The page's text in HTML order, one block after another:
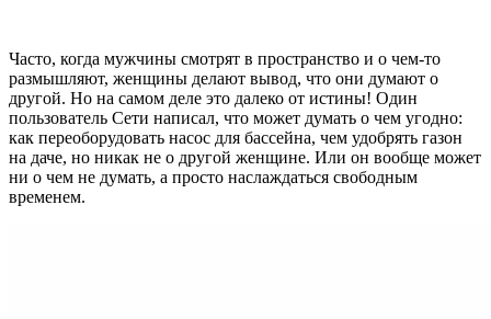
Часто, когда мужчины смотрят в пространство и о чем-то
размышляют, женщины делают вывод, что они думают о
другой. Но на самом деле это далеко от истины! Один
пользователь Сети написал, что может думать о чем угодно:
как переоборудовать насос для бассейна, чем удобрять газон
на даче, но никак не о другой женщине. Или он вообще может
ни о чем не думать, а просто наслаждаться свободным
временем.